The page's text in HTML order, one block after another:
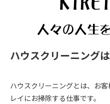
ハウスクリーニング
ハウスクリーニングとは、お
レイにお掃除する仕事です。